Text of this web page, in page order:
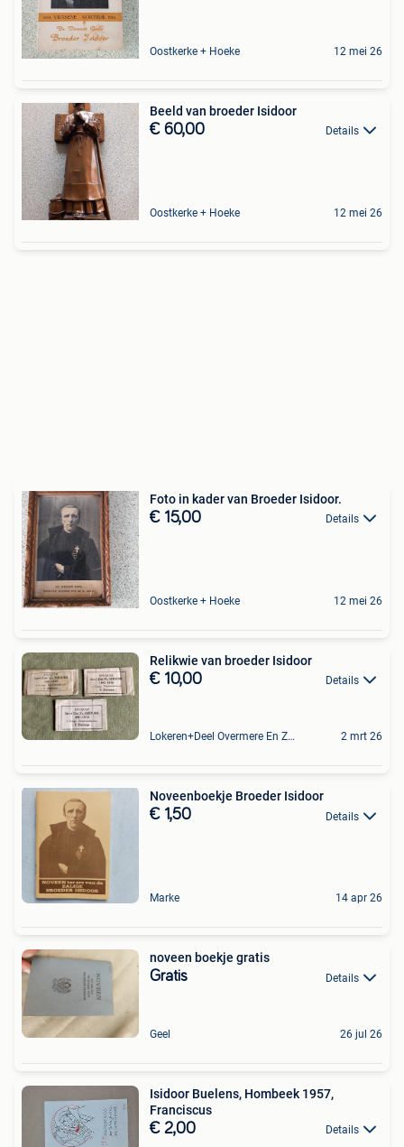
Oostkerke + Hoeke 12 mei 26
Beeld van broeder Isidoor
€ 60,00 Details
Oostkerke + Hoeke 12 mei 26
Foto in kader van Broeder Isidoor.
€ 15,00 Details
Oostkerke + Hoeke 12 mei 26
Relikwie van broeder Isidoor
€ 10,00 Details
Lokeren+Deel Overmere En Zele 2 mrt 26
Noveenboekje Broeder Isidoor
€ 1,50 Details
Marke 14 apr 26
noveen boekje gratis
Gratis Details
Geel 26 jul 26
Isidoor Buelens, Hombeek 1957,
Franciscus
€ 2,00 Details